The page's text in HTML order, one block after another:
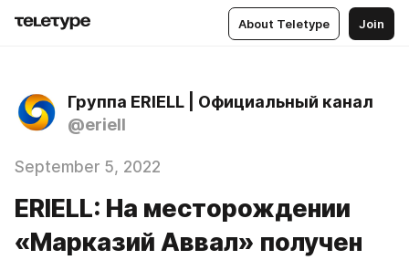
About Teletype Join
Группа ERIELL | Официальный канал
@eriell
September 5, 2022
ERIELL: На месторождении
«Марказий Аввал» получен